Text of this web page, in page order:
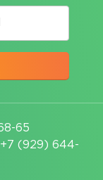
65
+7 (929) 644-